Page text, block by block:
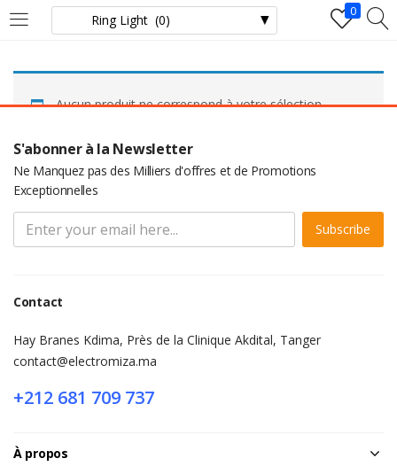
0
LOGIN
Enter your username and password to login.
Remember me
Lost password?
Aucun produit ne correspond à votre sélection.
S'abonner à la Newsletter
Ne Manquez pas des Milliers d'offres et de Promotions
Exceptionnelles
Subscribe
Contact
Hay Branes Kdima, Près de la Clinique Akdital, Tanger
contact@electromiza.ma
+212 681 709 737
À propos